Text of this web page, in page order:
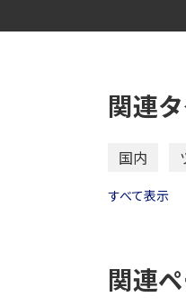
関連
国内
すべて表示
関連